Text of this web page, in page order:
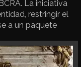
La iniciativa
restringir el
a un paquete